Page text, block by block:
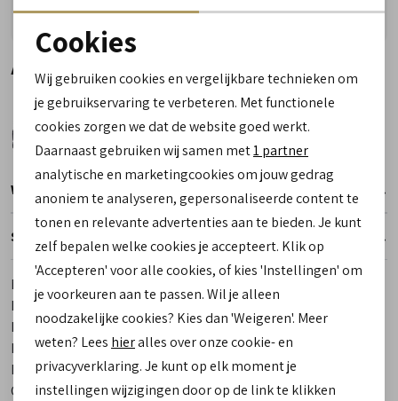
Reserveer- en passervice in de winkel!
Alternatieve kleuren
Winkelvoorraad
Specificaties
Merk
Leveranciercode
2079 204 0921
Bestelcode
00025886-80
Breedtemaat
G
Los voetbed
Ja
Categorie
Sneakers | veterschoenen
Noodzakelijke cookies
Analytische cookies
Marketing cookies
Cookies
Wij gebruiken cookies en vergelijkbare technieken om
je gebruikservaring te verbeteren. Met functionele
cookies zorgen we dat de website goed werkt.
Daarnaast gebruiken wij samen met1 partner
analytische en marketingcookies om jouw gedrag
anoniem te analyseren, gepersonaliseerde content te
tonen en relevante advertenties aan te bieden. Je kunt
zelf bepalen welke cookies je accepteert. Klik op
'Accepteren' voor alle cookies, of kies 'Instellingen' om
je voorkeuren aan te passen. Wil je alleen
noodzakelijke cookies? Kies dan 'Weigeren'. Meer
weten? Lees hieralles over onze cookie- en
privacyverklaring. Je kunt op elk moment je
instellingen wijzigingen door op de link te klikken